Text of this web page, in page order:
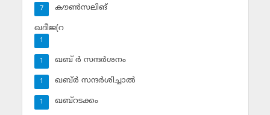
കൗണ്‍സലിങ്‌
7
ഖദീജ(റ
1
ഖബ് ര്‍ സന്ദര്‍ശനം
1
ഖബ്ര്‍ സന്ദര്‍ശിച്ചാല്‍
1
ഖബ്‌റടക്കം
1